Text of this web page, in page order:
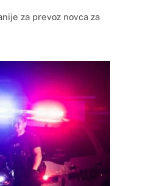
za prevoz novca za